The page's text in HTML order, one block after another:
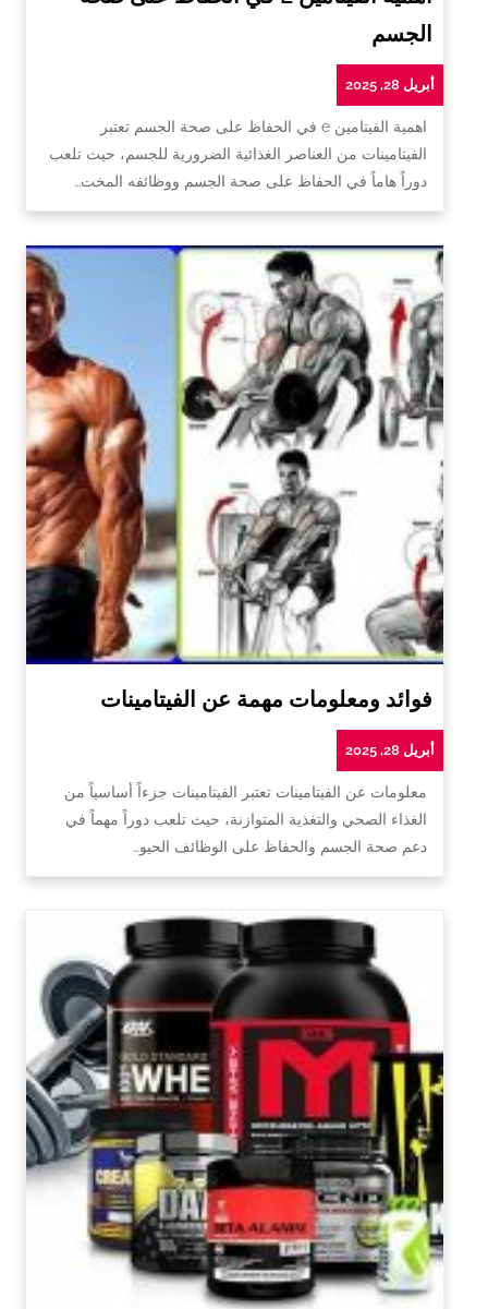
الجسم
أبريل 28, 2025
اهمية الفيتامين e في الحفاظ على صحة الجسم تعتبر
الفيتامينات من العناصر الغذائية الضرورية للجسم، حيث تلعب
دوراً هاماً في الحفاظ على صحة الجسم ووظائفه المخت…
فوائد ومعلومات مهمة عن الفيتامينات
أبريل 28, 2025
معلومات عن الفيتامينات تعتبر الفيتامينات جزءاً أساسياً من
الغذاء الصحي والتغذية المتوازنة، حيث تلعب دوراً مهماً في
دعم صحة الجسم والحفاظ على الوظائف الحيو…